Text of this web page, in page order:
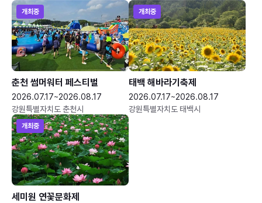
개최중
춘천 썸머워터 페스티벌
2026.07.17~2026.08.17
강원특별자치도 춘천시
개최중
태백 해바라기축제
2026.07.17~2026.08.17
강원특별자치도 태백시
개최중
세미원 연꽃문화제